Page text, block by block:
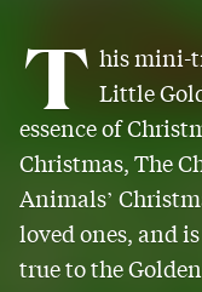
T his mini-
Little
essence of
Christmas, The
Animals’
loved ones, and
true to the